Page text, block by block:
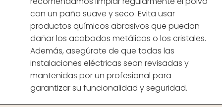
con un paño suave y seco. Evita usar
productos químicos abrasivos que puedan
dañar los acabados metálicos o los cristales.
Además, asegúrate de que todas las
instalaciones eléctricas sean revisadas y
mantenidas por un profesional para
garantizar su funcionalidad y seguridad.